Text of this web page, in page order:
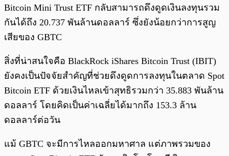
Bitcoin Mini Trust ETF กลับสามารถดึงดูดเงินลงทุนรวม
กันได้ถึง 20.737 พันล้านดอลลาร์ ซึ่งยังน้อยกว่าการสูญ
เสียของ GBTC
สิ่งที่น่าสนใจคือ BlackRock iShares Bitcoin Trust (IBIT)
ยังคงเป็นปัจจัยสำคัญที่ช่วยดึงดูดการลงทุนในตลาด Spot
Bitcoin ETF ด้วยเงินไหลเข้าสุทธิรวมกว่า 35.883 พันล้าน
ดอลลาร์ โดยคิดเป็นค่าเฉลี่ยได้มากถึง 153.3 ล้าน
ดอลลาร์ต่อวัน
แม้ GBTC จะมีการไหลออกมหาศาล แต่ภาพรวมของ